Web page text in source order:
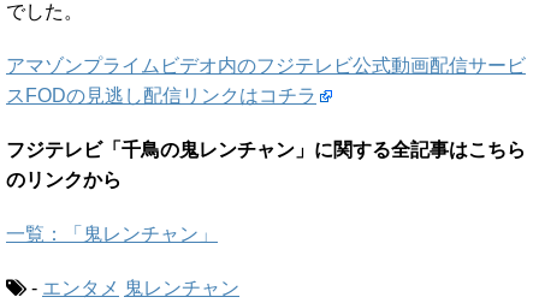
でした。
アマゾンプライムビデオ内のフジテレビ公式動画配信サービ
スFODの見逃し配信リンクはコチラ
フジテレビ「千鳥の鬼レンチャン」に関する全記事はこちら
のリンクから
一覧：「鬼レンチャン」
- エンタメ 鬼レンチャン